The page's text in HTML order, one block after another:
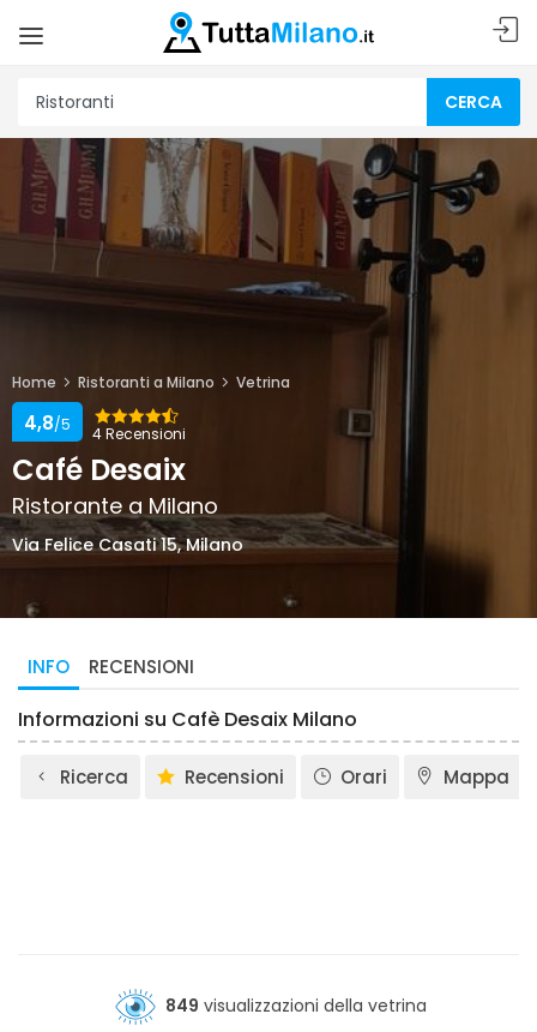
CERCA
Home Ristoranti a Milano Vetrina
4 Recensioni
4,8/5
Café Desaix
Ristorante a Milano
Via Felice Casati 15, Milano
INFO RECENSIONI
Informazioni su Cafè Desaix Milano
Ricerca Recensioni Orari Mappa
849 visualizzazioni della vetrina